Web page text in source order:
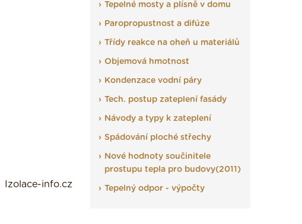
Izolace-info.cz
Tepelné mosty a plísně v domu
Paropropustnost a difúze
Třídy reakce na oheň u materiálů
Objemová hmotnost
Kondenzace vodní páry
Tech. postup zateplení fasády
Návody a typy k zateplení
Spádování ploché střechy
Nové hodnoty součinitele
prostupu tepla pro budovy(2011)
Tepelný odpor - výpočty